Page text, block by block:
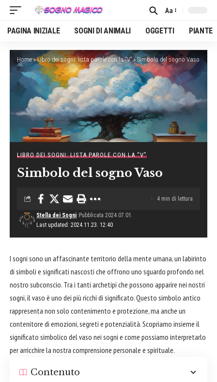
Font
Resizer
Aa
PAGINA INIZIALE SOGNI DI ANIMALI OGGETTI PIANTE
Home»Libro dei sogni: lista parole con la “V”»Simbolo del sogno Vaso
LIBRO DEI SOGNI: LISTA PAROLE CON LA “V”
Simbolo del sogno Vaso
Last updated: 2024.11.23. 12:40
Stella dei Sogni Pubblicata 2024.07.01.
4 min di lettura
I sogni sono un affascinante territorio della mente umana, un labirinto
di simboli e significati nascosti che offrono uno sguardo profondo nel
nostro subconscio. Tra i tanti archetipi che possono apparire nei nostri
sogni, il vaso è uno dei più ricchi di significato. Questo simbolo antico
rappresenta non solo contenimento e protezione, ma anche un
contenitore di emozioni, segreti e potenzialità. Scopriamo insieme il
significato simbolico del vaso nei sogni e come possiamo interpretarlo
per arricchire la nostra comprensione personale e spirituale.
Contenuto